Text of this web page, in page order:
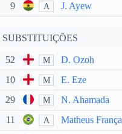
9 A J. Ayew
SUBSTITUIÇÕES
52 M D. Ozoh
10 M E. Eze
29 M
N. Ahamada
11
A
Matheus França